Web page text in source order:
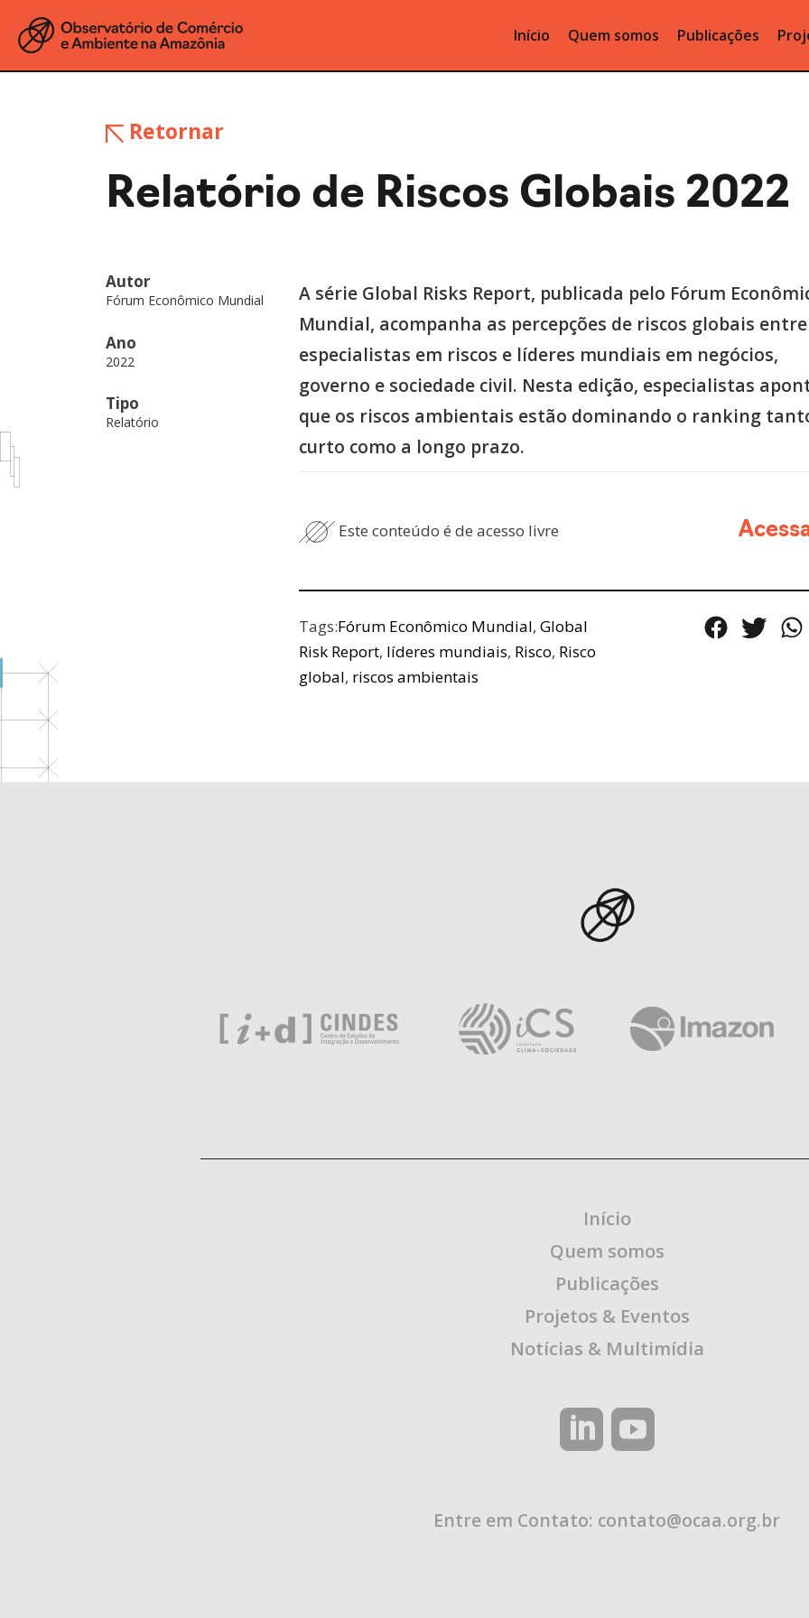
Início Quem somos Publicações
Retornar
Relatório de Riscos Globais 2022
Autor
Fórum Econômico Mundial
Ano
2022
Tipo
Relatório
A série Global Risks Report, publicada pelo Fórum
Mundial, acompanha as percepções de riscos globais entre
especialistas em riscos e líderes mundiais em negócios,
governo e sociedade civil. Nesta edição, especialistas
que os riscos ambientais estão dominando o ranking
curto como a longo prazo.
Este conteúdo é de acesso livre
Tags:Fórum Econômico Mundial, Global
Risk Report, líderes mundiais, Risco, Risco
global, riscos ambientais
Início
Quem somos
Publicações
Projetos & Eventos
Notícias & Multimídia
Entre em Contato: contato@ocaa.org.br